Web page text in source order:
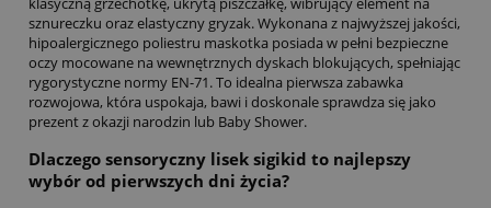
sznureczku oraz elastyczny gryzak. Wykonana z najwyższej jakości,
hipoalergicznego poliestru maskotka posiada w pełni bezpieczne
oczy mocowane na wewnętrznych dyskach blokujących, spełniając
rygorystyczne normy EN-71. To idealna pierwsza zabawka
rozwojowa, która uspokaja, bawi i doskonale sprawdza się jako
prezent z okazji narodzin lub Baby Shower.
Dlaczego sensoryczny lisek sigikid to najlepszy
wybór od pierwszych dni życia?